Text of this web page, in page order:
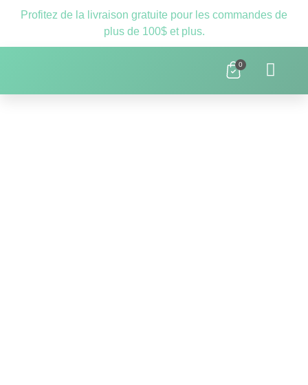
Profitez de la livraison gratuite pour les commandes de
plus de 100$ et plus.
0